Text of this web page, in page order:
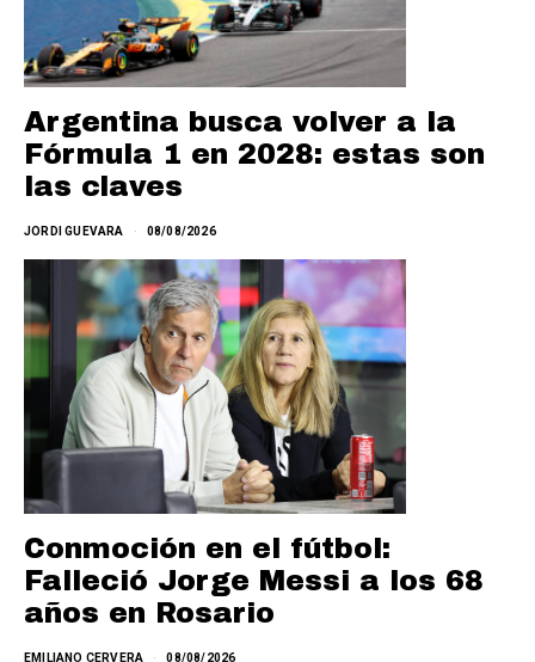
Argentina busca volver a la
Fórmula 1 en 2028: estas son
las claves
JORDI GUEVARA 08/08/2026
Conmoción en el fútbol:
Falleció Jorge Messi a los 68
años en Rosario
EMILIANO CERVERA 08/08/2026